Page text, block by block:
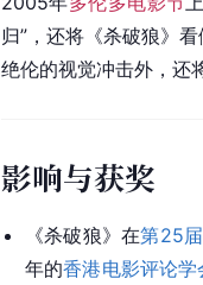
归”，还将《杀破狼》
绝伦的视觉冲击外，还
影响与获奖
《杀破狼》在第25
年的香港电影评论学